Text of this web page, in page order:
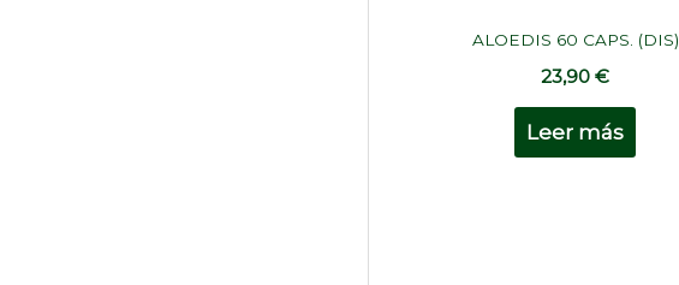
ALOEDIS 60 CAPS. (DIS)
23,90€
Leer más